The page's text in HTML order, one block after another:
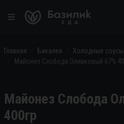
Главная Бакалея
Холодные соусы
Майонез Слобода Оливковый 67%
Майонез Слобода
400гр